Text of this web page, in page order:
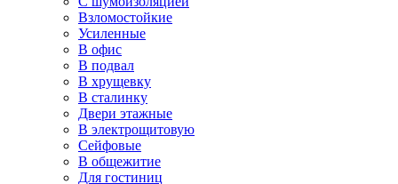
Взломостойкие
Усиленные
В офис
В подвал
В хрущевку
В сталинку
Двери этажные
В электрощитовую
Сейфовые
В общежитие
Для гостиниц